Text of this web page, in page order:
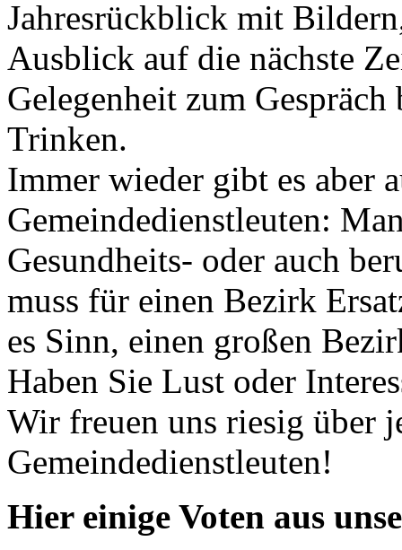
Jahresrückblick mit
Ausblick auf die nächste
Gelegenheit zum Gespräch
Trinken.
Immer wieder gibt es aber
Gemeindedienstleuten:
Gesundheits- oder auch
muss für einen Bezirk
es Sinn, einen großen
Haben Sie Lust oder
Wir freuen uns riesig über
Gemeindedienstleuten!
Hier einige Voten aus